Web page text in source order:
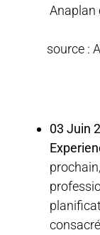
Anaplan
source :
03 Juin